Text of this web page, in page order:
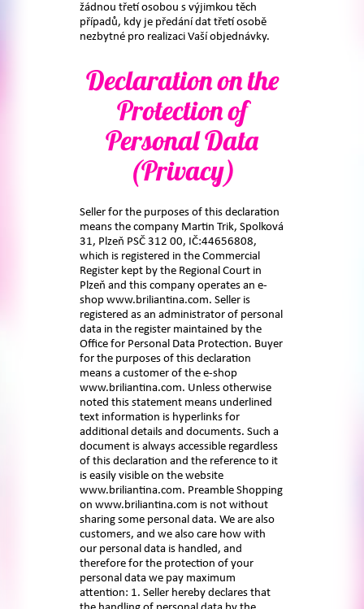
žádnou třetí osobou s výjimkou těch
případů, kdy je předání dat třetí osobě
nezbytné pro realizaci Vaší objednávky.
Declaration on the
Protection of
Personal Data
(Privacy)
Seller for the purposes of this declaration
means the company Martin Trik, Spolková
31, Plzeň PSČ 312 00, IČ:44656808,
which is registered in the Commercial
Register kept by the Regional Court in
Plzeň and this company operates an e-
shop www.briliantina.com. Seller is
registered as an administrator of personal
data in the register maintained by the
Office for Personal Data Protection. Buyer
for the purposes of this declaration
means a customer of the e-shop
www.briliantina.com. Unless otherwise
noted this statement means underlined
text information is hyperlinks for
additional details and documents. Such a
document is always accessible regardless
of this declaration and the reference to it
is easily visible on the website
www.briliantina.com. Preamble Shopping
on www.briliantina.com is not without
sharing some personal data. We are also
customers, and we also care how with
our personal data is handled, and
therefore for the protection of your
personal data we pay maximum
attention: 1. Seller hereby declares that